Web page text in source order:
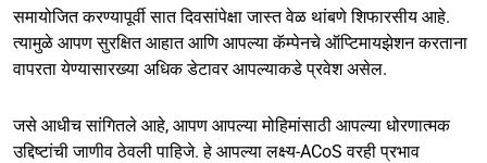
समायोजित करण्यापूर्वी सात दिवसांपेक्षा जास्त वेळ थांबणे शिफारसीय आहे.
त्यामुळे आपण सुरक्षित आहात आणि आपल्या कॅम्पेनचे ऑप्टिमायझेशन करताना
वापरता येण्यासारख्या अधिक डेटावर आपल्याकडे प्रवेश असेल.
जसे आधीच सांगितले आहे, आपण आपल्या मोहिमांसाठी आपल्या धोरणात्मक
उद्दिष्टांची जाणीव ठेवली पाहिजे. हे आपल्या लक्ष्य-ACoS वरही प्रभाव